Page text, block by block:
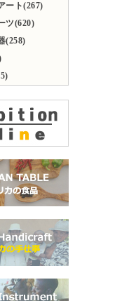
ート(267)
ツ(620)
(258)